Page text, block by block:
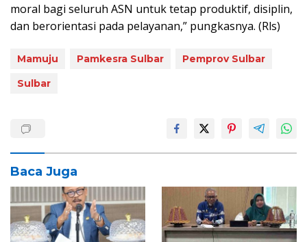
moral bagi seluruh ASN untuk tetap produktif, disiplin,
dan berorientasi pada pelayanan,” pungkasnya. (Rls)
Mamuju Pamkesra Sulbar
Pemprov Sulbar
Sulbar
Baca Juga